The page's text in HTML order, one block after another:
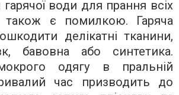
води для прання всіх
також є помилкою. Гаряча
делікатні тканини,
бавовна або синтетика.
одягу в пральній
час призводить до